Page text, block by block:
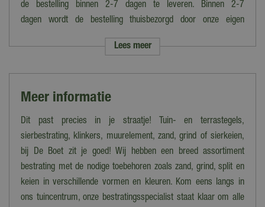
Fijn
25 kg
de bestelling binnen 2-7 dagen te leveren. Binnen 2-7
dagen wordt de bestelling thuisbezorgd door onze eigen
Let op: de verzendkosten variëren van tarief i.v.m. grootte en het
kosten.
Kies je ervoor om de bestelling op te halen in ons magazijn/onze
winkel dan kan dat tot 16:30 uur. Wij laten je dan vooraf weten
wanneer en waar de bestelling precies klaarstaat.
Bezorgen op Waddeneilanden/Zeeland
Woon je op de Waddeneilanden of in Zeeland en wil je
jouw bestelling laten bezorgen? Neem dan contact op met onze
Lees meer
Meer informatie
Dit past precies in je straatje! Tuin- en terrastegels,
sierbestrating, klinkers, muurelement, zand, grind of sierkeien,
bij De Boet zit je goed! Wij hebben een breed assortiment
bestrating met de nodige toebehoren zoals zand, grind, split en
keien in verschillende vormen en kleuren. Kom eens langs in
ons tuincentrum, onze bestratingsspecialist staat klaar om alle